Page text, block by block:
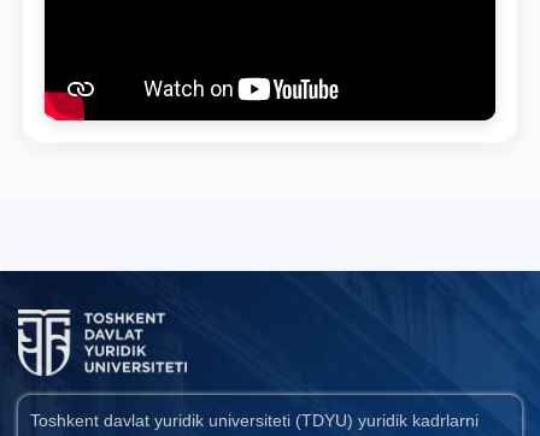
Toshkent davlat yuridik universiteti (TDYU) yuridik kadrlarni